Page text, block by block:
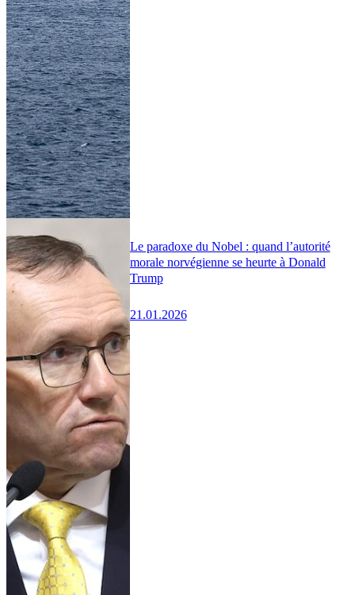
Le paradoxe du Nobel : quand l’autorité
morale norvégienne se heurte à Donald
Trump
21.01.2026